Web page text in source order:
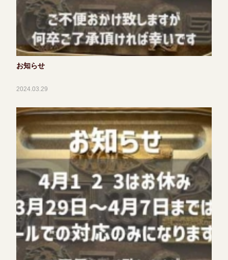
お知らせ
2024.03.29